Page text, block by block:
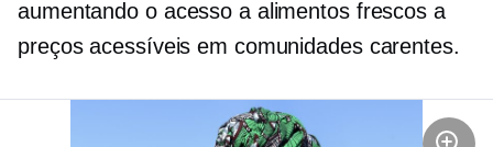
aumentando o acesso a alimentos frescos a
preços acessíveis em comunidades carentes.